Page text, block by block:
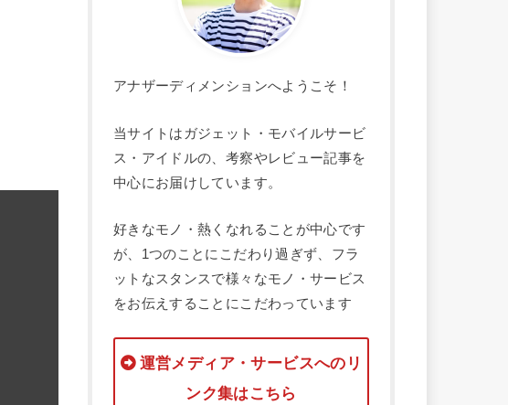
アナザーディメンションへようこそ！
当サイトはガジェット・モバイルサービ
ス・アイドルの、考察やレビュー記事を
中心にお届けしています。
好きなモノ・熱くなれることが中心です
が、1つのことにこだわり過ぎず、フラ
ットなスタンスで様々なモノ・サービス
をお伝えすることにこだわっています
運営メディア・サービスへのリ
ンク集はこちら